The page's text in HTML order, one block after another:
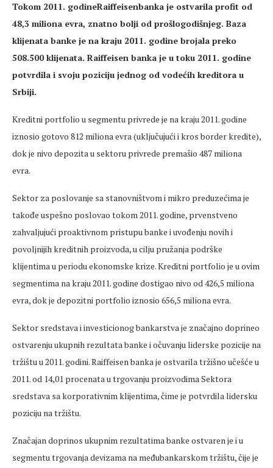
Tokom 2011. godineRaiffeisenbanka je ostvarila profit od
48,3 miliona evra, znatno bolji od prošlogodišnjeg. Baza
klijenata banke je na kraju 2011. godine brojala preko
508.500 klijenata. Raiffeisen banka je u toku 2011. godine
potvrdila i svoju poziciju jednog od vodećih kreditora u
Srbiji.
Kreditni portfolio u segmentu privrede je na kraju 2011. godine
iznosio gotovo 812 miliona evra (uključujući i kros border kredite),
dok je nivo depozita u sektoru privrede premašio 487 miliona
evra.
Sektor za poslovanje sa stanovništvom i mikro preduzećima je
takođe uspešno poslovao tokom 2011. godine, prvenstveno
zahvaljujući proaktivnom pristupu banke i uvođenju novih i
povoljnijih kreditnih proizvoda, u cilju pružanja podrške
klijentima u periodu ekonomske krize. Kreditni portfolio je u ovim
segmentima na kraju 2011. godine dostigao nivo od 426,5 miliona
evra, dok je depozitni portfolio iznosio 656,5 miliona evra.
Sektor sredstava i investicionog bankarstva je značajno doprineo
ostvarenju ukupnih rezultata banke i očuvanju liderske pozicije na
tržištu u 2011. godini. Raiffeisen banka je ostvarila tržišno učešće u
2011. od 14,01 procenata u trgovanju proizvodima Sektora
sredstava sa korporativnim klijentima, čime je potvrdila lidersku
poziciju na tržištu.
Značajan doprinos ukupnim rezultatima banke ostvaren je i u
segmentu trgovanja devizama na međubankarskom tržištu, čije je